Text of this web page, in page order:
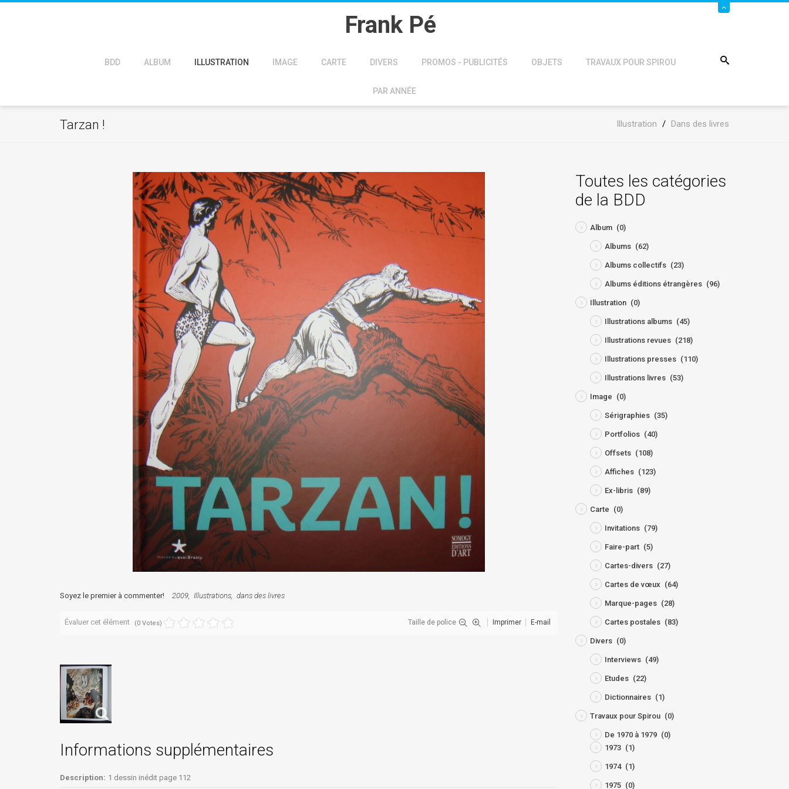
Frank Pé
BDD ALBUM ILLUSTRATION IMAGE CARTE DIVERS PROMOS - PUBLICITÉS OBJETS TRAVAUX POUR SPIROU
PAR ANNÉE
Illustration / Dans des livres
Tarzan !
Soyez le premier à commenter! 2009 Illustrations dans des livres
Évaluer cet élément (0 Votes) Taille de police Imprimer E-mail
Informations supplémentaires
Description: 1 dessin inédit page 112
Toutes les catégories
de la BDD
Album (0)
Albums (62)
Albums collectifs (23)
Albums éditions étrangères (96)
Illustration (0)
Illustrations albums (45)
Illustrations revues (218)
Illustrations presses (110)
Illustrations livres (53)
Image (0)
Sérigraphies (35)
Portfolios (40)
Offsets (108)
Affiches (123)
Ex-libris (89)
Carte (0)
Invitations (79)
Faire-part (5)
Cartes-divers (27)
Cartes de vœux (64)
Marque-pages (28)
Cartes postales (83)
Divers (0)
Interviews (49)
Etudes (22)
Dictionnaires (1)
Travaux pour Spirou (0)
De 1970 à 1979 (0)
1973 (1)
1974 (1)
1975 (0)